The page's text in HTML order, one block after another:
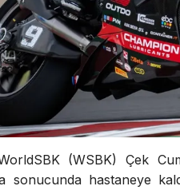
(WSBK) Çek
sonucunda hastaneye